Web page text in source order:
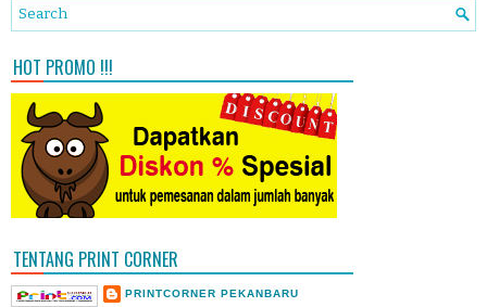
HOT PROMO !!!
TENTANG PRINT CORNER
PRINTCORNER PEKANBARU